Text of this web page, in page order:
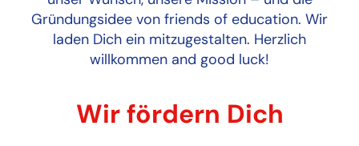
Gründungsidee von friends of education. Wir
laden Dich ein mitzugestalten. Herzlich
willkommen and good luck!
Wir fördern Dich